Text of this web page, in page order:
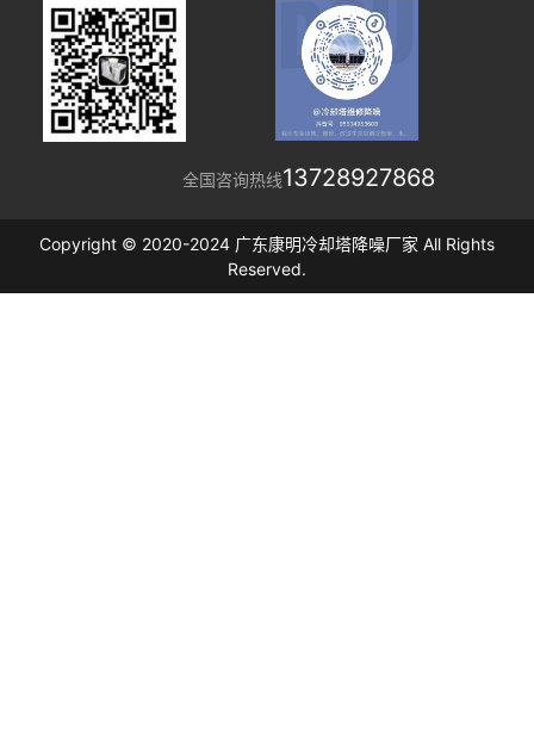
全国咨询热线13728927868
Copyright © 2020-2024 广东康明冷却塔降噪厂家 All Rights
Reserved.